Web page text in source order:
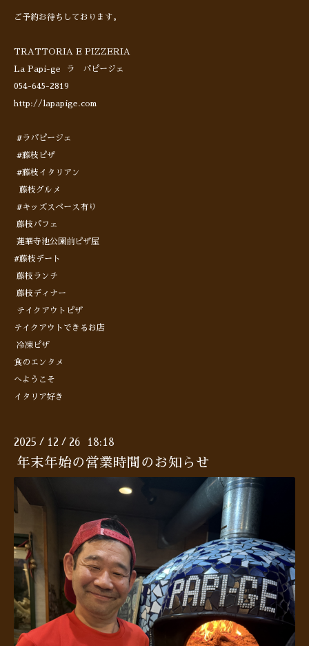
ご予約お待ちしております。
TRATTORIA E PIZZERIA
La Papi-ge ラ パピージェ
054-645-2819
http://lapapige.com
#ラパピージェ
#藤枝ピザ
#藤枝イタリアン
藤枝グルメ
#キッズスペース有り
藤枝パフェ
蓮華寺池公園前ピザ屋
#藤枝デート
藤枝ランチ
藤枝ディナー
テイクアウトピザ
テイクアウトできるお店
冷凍ピザ
食のエンタメ
へようこそ
イタリア好き
2025 / 12 / 26 18:18
年末年始の営業時間のお知らせ